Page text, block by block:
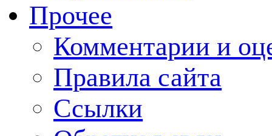
Прочее
Комментарии и
Правила сайта
Ссылки